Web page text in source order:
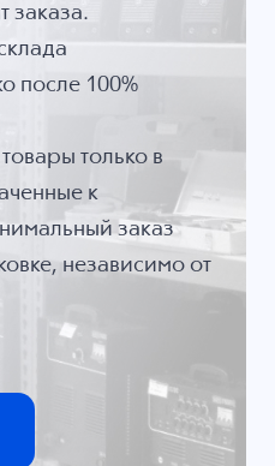
заказа.
после 100%
только в
к
заказ
независимо от